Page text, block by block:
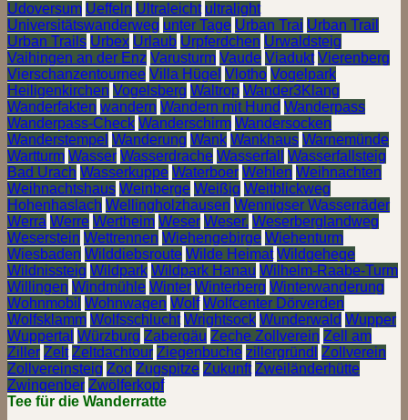
Udoversum Ueffeln Ultraleicht ultralight
Universitätswanderweg unter Tage Urban Trai Urban Trail
Urban Trails Urbex Urlaub Urpferdchen Urwaldsteig
Vaihingen an der Enz Varusturm Vaude Viadukt Vierenberg
Vierschanzentournee Villa Hügel Vlotho Vogelpark
Heiligenkirchen Vogelsberg Waltrop Wander3Klang
Wanderfakten wandern Wandern mit Hund Wanderpass
Wanderpass-Check Wanderschirm Wandersocken
Wanderstempel Wanderung Wank Wankhaus Warnemünde
Wartturm Wasser Wasserdrache Wasserfall
Wasserfallsteig
Bad Urach Wasserkuppe Waterboer Wehlen Weihnachten
Weihnachtshaus Weinberge Weißig Weitblickweg
Hohenhaslach Wellingholzhausen Wennigser Wasserräder
Werra Werre Wertheim Weser Weser. Weserberglandweg
Weserstein Wettrennen Wiehengebirge Wiehenturm
Wiesbaden Wilddiebsroute Wilde Heimat Wildgehege
Wildnissteig Wildpark Wildpark Hanau Wilhelm-Raabe-Turm
Willingen Windmühle Winter Winterberg Winterwanderung
Wohnmobil Wohnwagen Wolf Wolfcenter Dörverden
Wolfsklamm Wolfsschlucht Wrightsock Wunderwald Wupper
Wuppertal Würzburg Zabergäu Zeche Zollverein Zell am
Ziller Zelt Zeltdachtour Ziegenbuche zillergründl Zollverein
Zollvereinsteig Zoo Zugspitze Zukunft Zweiländerhütte
Zwingenber Zwölferkopf
Tee für die Wanderratte